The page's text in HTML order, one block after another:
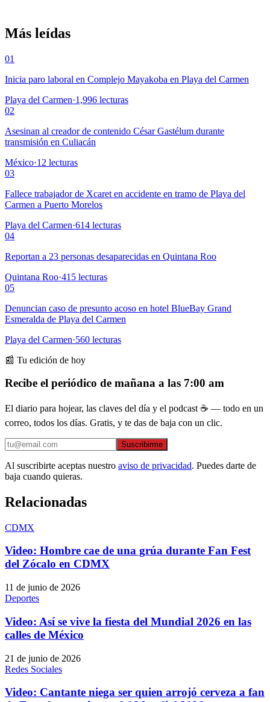
Más leídas
01
Inicia paro laboral en Complejo Mayakoba en Playa del Carmen
Playa del Carmen·1,996 lecturas
02
Asesinan al creador de contenido César Gastélum durante
transmisión en Culiacán
México·12 lecturas
03
Fallece trabajador de Xcaret en accidente en tramo de Playa del
Carmen a Puerto Morelos
Playa del Carmen·614 lecturas
04
Reportan a 23 personas desaparecidas en Quintana Roo
Quintana Roo·415 lecturas
05
Denuncian caso de presunto acoso en hotel BlueBay Grand
Esmeralda de Playa del Carmen
Playa del Carmen·560 lecturas
📰 Tu edición de hoy
Recibe el periódico de mañana a las 7:00 am
El diario para hojear, las claves del día y el podcast ☕ — todo en un
correo, todos los días. Gratis, y te das de baja con un clic.
Suscribirme
Al suscribirte aceptas nuestro aviso de privacidad. Puedes darte de
baja cuando quieras.
Relacionadas
CDMX
Video: Hombre cae de una grúa durante Fan Fest
del Zócalo en CDMX
11 de junio de 2026
Deportes
Video: Así se vive la fiesta del Mundial 2026 en las
calles de México
21 de junio de 2026
Redes Sociales
Video: Cantante niega ser quien arrojó cerveza a fan